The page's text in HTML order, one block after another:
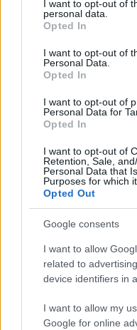
not limited to your visit
grant or deny consent to
use your data for below
consent section.
I want to opt-out of
personal data.
Opted In
I want to opt-out of
Personal Data.
Opted In
I want to opt-out of
Personal Data for
Opted In
I want to opt-out of
Retention, Sale,
Personal Data that
Purposes for which
Opted Out
Google consents
I want to allow
related to
device identifiers in
I want to allow my
Google for online
Jakl kiemelte, hogy
Zsizskáról, hanem a
megmutatni, egyben
„A nő mindig hatással
rossz értelemben. A
magamnak, hogy egy
hangsúlyozta a rendező,
parancsnok történetét,
szabadságharcoshoz
háborús konfliktus
kapott.